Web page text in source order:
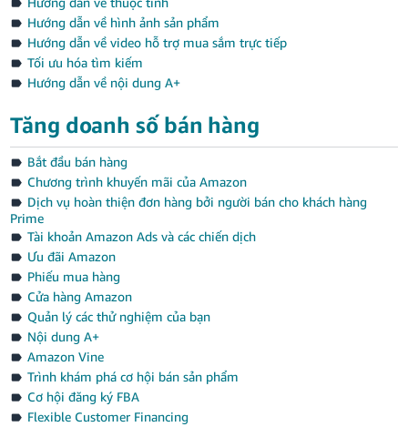
Hướng dẫn về hình ảnh sản phẩm
Hướng dẫn về video hỗ trợ mua sắm trực tiếp
Tối ưu hóa tìm kiếm
Hướng dẫn về nội dung A+
Tăng doanh số bán hàng
Bắt đầu bán hàng
Chương trình khuyến mãi của Amazon
Dịch vụ hoàn thiện đơn hàng bởi người bán cho khách hàng
Prime
Tài khoản Amazon Ads và các chiến dịch
Ưu đãi Amazon
Phiếu mua hàng
Cửa hàng Amazon
Quản lý các thử nghiệm của bạn
Nội dung A+
Amazon Vine
Trình khám phá cơ hội bán sản phẩm
Cơ hội đăng ký FBA
Flexible Customer Financing